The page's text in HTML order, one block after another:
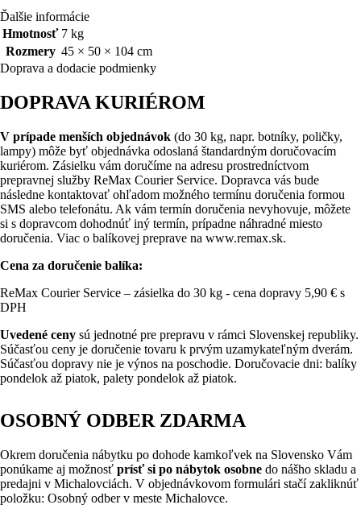
Ďalšie informácie
Hmotnosť 7 kg
Rozmery 45 × 50 × 104 cm
Doprava a dodacie podmienky
DOPRAVA KURIÉROM
V prípade menších objednávok (do 30 kg, napr. botníky, poličky,
lampy) môže byť objednávka odoslaná štandardným doručovacím
kuriérom. Zásielku vám doručíme na adresu prostredníctvom
prepravnej služby ReMax Courier Service. Dopravca vás bude
následne kontaktovať ohľadom možného termínu doručenia formou
SMS alebo telefonátu. Ak vám termín doručenia nevyhovuje, môžete
si s dopravcom dohodnúť iný termín, prípadne náhradné miesto
doručenia. Viac o balíkovej preprave na www.remax.sk.
Cena za doručenie balíka:
ReMax Courier Service – zásielka do 30 kg - cena dopravy 5,90 € s
DPH
Uvedené ceny sú jednotné pre prepravu v rámci Slovenskej republiky.
Súčasťou ceny je doručenie tovaru k prvým uzamykateľným dverám.
Súčasťou dopravy nie je výnos na poschodie. Doručovacie dni: balíky
pondelok až piatok, palety pondelok až piatok.
OSOBNÝ ODBER ZDARMA
Okrem doručenia nábytku po dohode kamkoľvek na Slovensko Vám
ponúkame aj možnosť prísť si po nábytok osobne do nášho skladu a
predajni v Michalovciách. V objednávkovom formulári stačí zakliknúť
položku: Osobný odber v meste Michalovce.